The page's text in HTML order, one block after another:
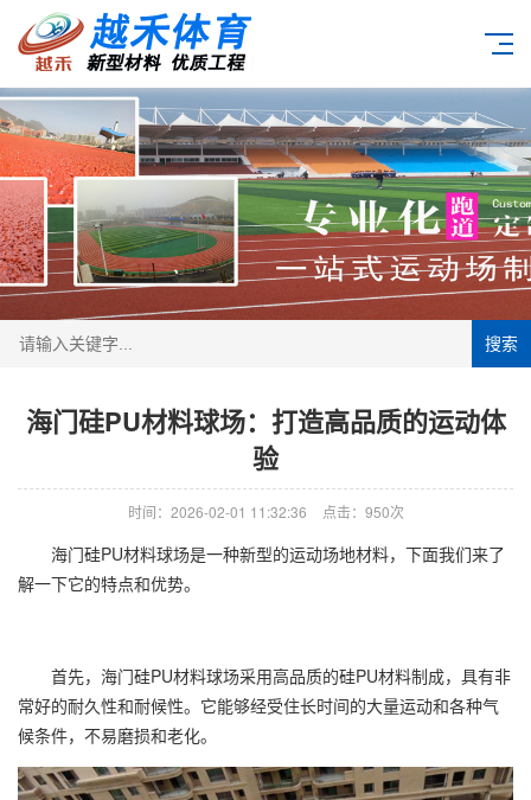
搜索
海门硅PU材料球场：打造高品质的运动体
验
时间：2026-02-01 11:32:36 点击：950次
海门硅PU材料球场是一种新型的运动场地材料，下面我们来了
解一下它的特点和优势。
首先，海门硅PU材料球场采用高品质的硅PU材料制成，具有非
常好的耐久性和耐候性。它能够经受住长时间的大量运动和各种气
候条件，不易磨损和老化。